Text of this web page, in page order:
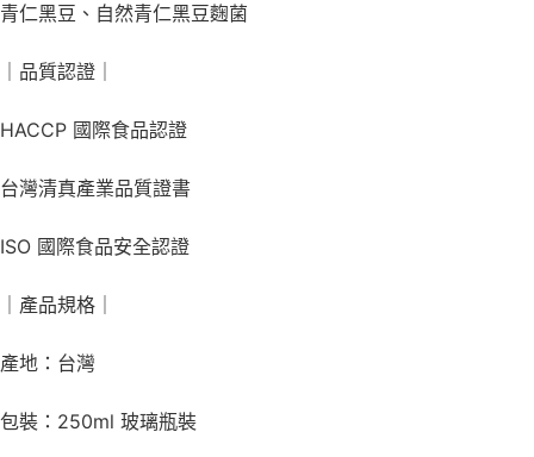
青仁黑豆、自然青仁黑豆麴菌
｜品質認證｜
HACCP 國際食品認證
台灣清真產業品質證書
ISO 國際食品安全認證
｜產品規格｜
產地：台灣
包裝：250ml 玻璃瓶裝